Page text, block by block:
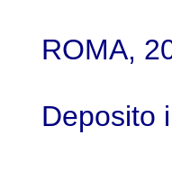
ROMA,
Deposito